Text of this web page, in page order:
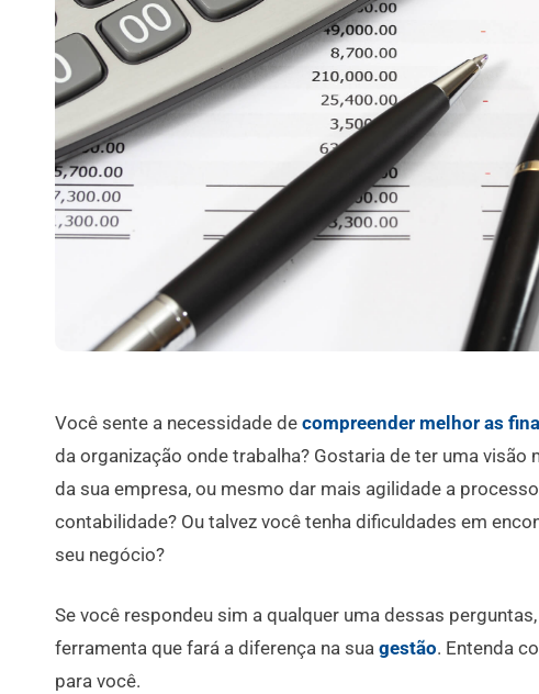
Você sente a necessidade de compreender melhor as
da organização onde trabalha? Gostaria de ter uma visão
da sua empresa, ou mesmo dar mais agilidade a
contabilidade? Ou talvez você tenha dificuldades em
seu negócio?
Se você respondeu sim a qualquer uma dessas
ferramenta que fará a diferença na sua gestão. Entenda
para você.